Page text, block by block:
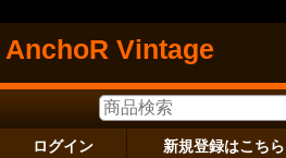
AnchoR Vintage
ログイン 新規登録はこちら